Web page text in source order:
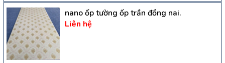
nano ốp tường ốp trần đồng nai.
Liên hệ